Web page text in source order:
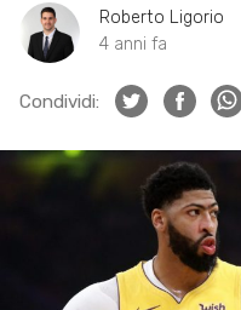
Roberto Ligorio
4 anni fa
Condividi: